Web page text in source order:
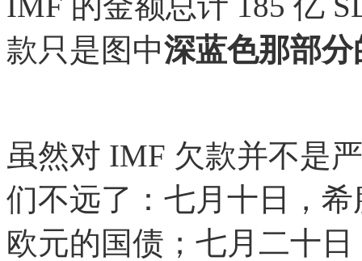
款只是图中深蓝色那部分
虽然对 IMF 欠款并不是
们不远了：七月十日，
欧元的国债；七月二十